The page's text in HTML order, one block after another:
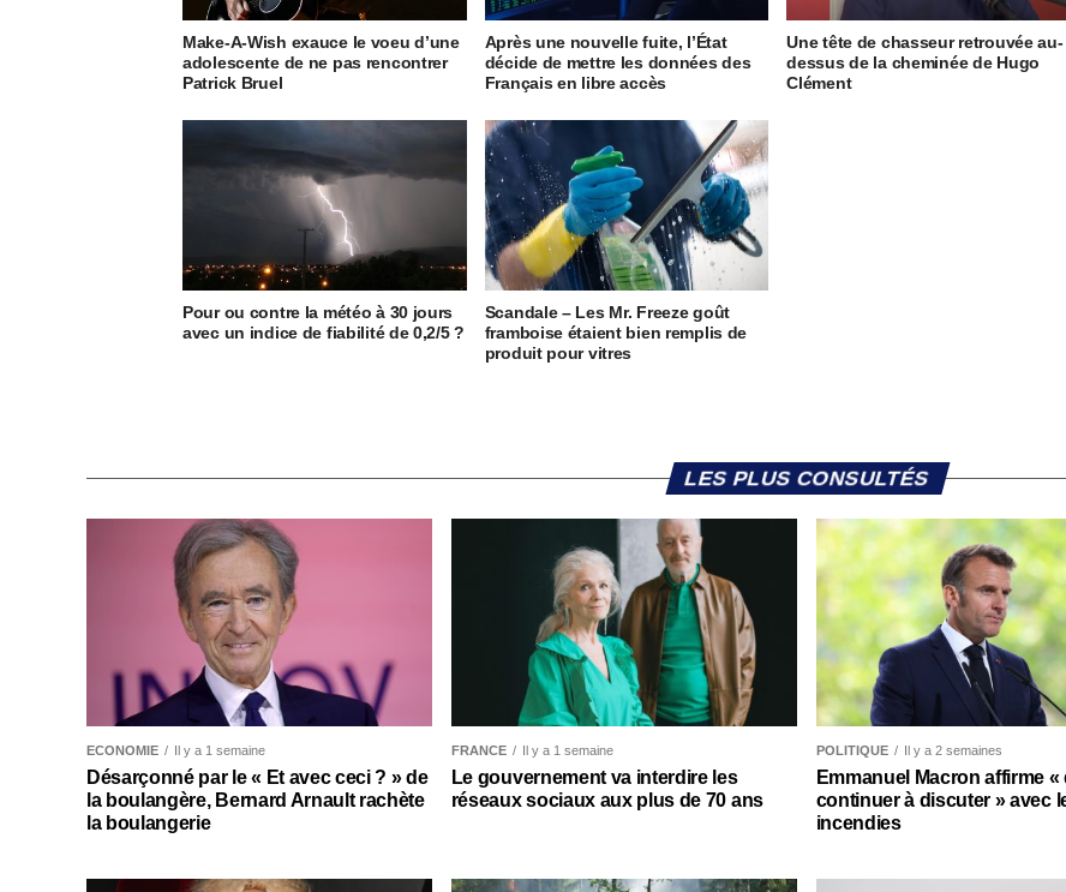
Make-A-Wish exauce le voeu d’une
adolescente de ne pas rencontrer
Patrick Bruel
Après une nouvelle fuite, l’État
décide de mettre les données des
Français en libre accès
Une tête de chasseur retrouvée au-
dessus de la cheminée de Hugo
Clément
Pour ou contre la météo à 30 jours
avec un indice de fiabilité de 0,2/5 ?
Scandale – Les Mr. Freeze goût
framboise étaient bien remplis de
produit pour vitres
LES PLUS CONSULTÉS
ECONOMIE Il y a 1 semaine
Désarçonné par le « Et avec ceci ? » de
la boulangère, Bernard Arnault rachète
la boulangerie
FRANCE Il y a 1 semaine
Le gouvernement va interdire les
réseaux sociaux aux plus de 70 ans
POLITIQUE Il y a 2 semaines
Emmanuel Macron affirme «
continuer à discuter » avec
incendies